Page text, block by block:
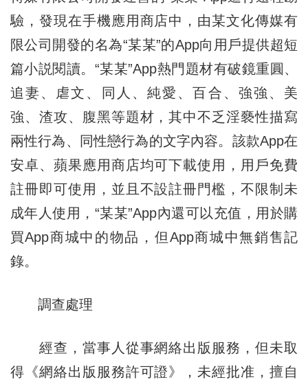
驗，發現在手機應用商店中，由某文化傳媒有
限公司開發的名為“某某”的App向用戶提供超短
篇小説閱讀。“某某”App熱門題材有破鏡重圓、
追妻、虐文、同人、純愛、百合、強強、美
強、渣攻、腹黑等題材，其中不乏淫褻性描寫
兩性行為、同性戀行為的文字內容。該款App在
安卓、蘋果應用商店均可下載使用，用戶免費
註冊即可使用，並且不設註冊門檻，不限制未
成年人使用，“某某”App內還可以充值，用於購
買App商城中的物品，但App商城中無銷售記
錄。
調查處理
經查，當事人從事網絡出版服務，但未取
得《網絡出版服務許可證》，未經批准，擅自